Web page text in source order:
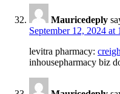
Mauricedeply
September 12, 2024 at
levitra pharmacy:
inhousepharmacy biz